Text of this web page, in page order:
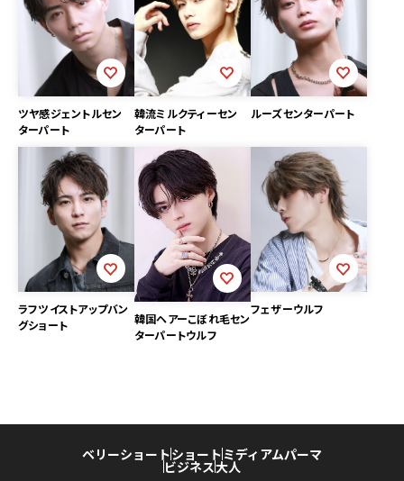
ツヤ感ジェントルセン
ターパート
韓流ミルクティーセン
ターパート
ルーズセンターパート
ラフツイストアップバン
グショート
韓国ヘアーこぼれ毛セン
ターパートウルフ
フェザーウルフ
ベリーショートショート ミディアムパーマ
ビジネス大人